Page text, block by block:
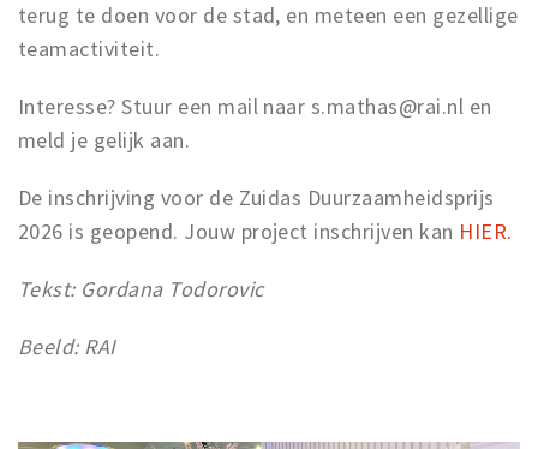
terug te doen voor de stad, en meteen een gezellige
teamactiviteit.
Interesse? Stuur een mail naar s.mathas@rai.nl en
meld je gelijk aan.
De inschrijving voor de Zuidas Duurzaamheidsprijs
2026 is geopend. Jouw project inschrijven kan HIER.
Tekst: Gordana Todorovic
Beeld: RAI